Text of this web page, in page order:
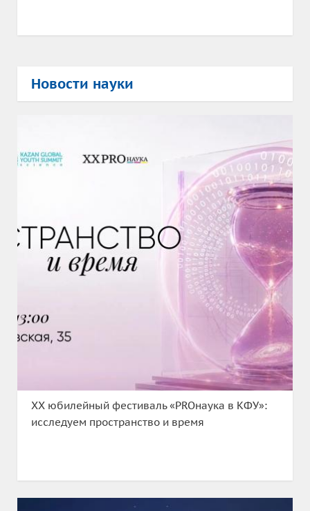
Новости науки
XX юбилейный фестиваль «PROнаука в КФУ»:
исследуем пространство и время